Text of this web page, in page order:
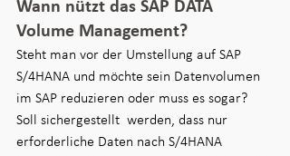
Wann nützt das SAP DATA
Volume Management?
Steht man vor der Umstellung auf SAP
S/4HANA und möchte sein Datenvolumen
im SAP reduzieren oder muss es sogar?
Soll sichergestellt  werden, dass nur
erforderliche Daten nach S/4HANA